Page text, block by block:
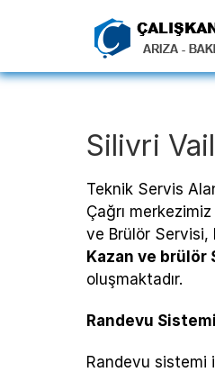
Silivri
Teknik Servis
Çağrı
ve Brülör Servisi,
Kazan ve brülör
oluşmaktadır.
Randevu
Randevu sistemi